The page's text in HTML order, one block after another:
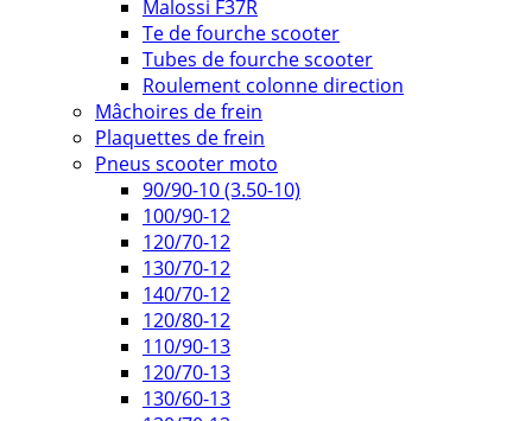
Malossi F37R
Te de fourche scooter
Tubes de fourche scooter
Roulement colonne direction
Mâchoires de frein
Plaquettes de frein
Pneus scooter moto
90/90-10 (3.50-10)
100/90-12
120/70-12
130/70-12
140/70-12
120/80-12
110/90-13
120/70-13
130/60-13